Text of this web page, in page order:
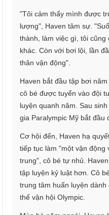
"Tôi cảm thấy mình được
lượng", Haven tâm sự.
thành, làm việc gì, tôi
khác. Còn với bơi lội, lần
thân vận động".
Haven bắt đầu tập bơi
cô bé được tuyển vào đội
luyện quanh năm. Sau
gia Paralympic Mỹ bắt đầu
Cơ hội đến, Haven hạ
tiếp tục làm "một vận động
trung", cô bé tự nhủ.
tập luyện kỷ luật hơn. Cô
trung tâm huấn luyện
thế vận hội Olympic.